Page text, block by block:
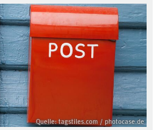
Quelle: tagstiles.com / photocase.de